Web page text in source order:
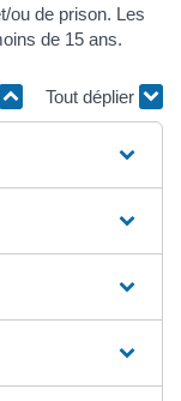
ou de prison. Les
de 15 ans.
Tout déplier